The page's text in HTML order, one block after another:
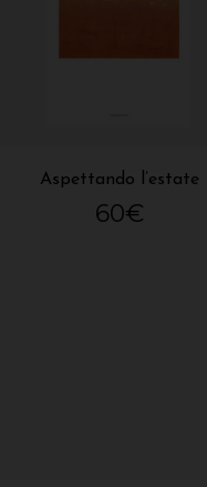
Aspettando l’estate
60€